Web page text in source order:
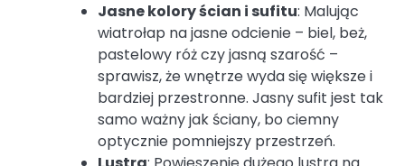
Jasne kolory ścian i sufitu: Malując
wiatrołap na jasne odcienie – biel, beż,
pastelowy róż czy jasną szarość –
sprawisz, że wnętrze wyda się większe i
bardziej przestronne. Jasny sufit jest tak
samo ważny jak ściany, bo ciemny
optycznie pomniejszy przestrzeń.